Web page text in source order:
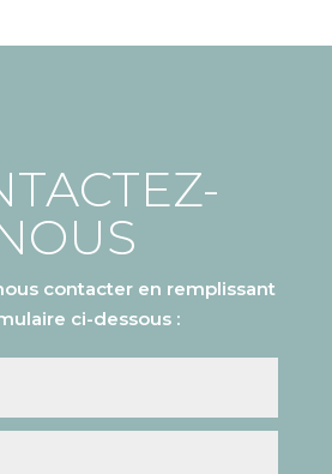
contacter en remplissant
ci-dessous :